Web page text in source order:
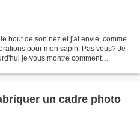
bout de son nez et j'ai envie, comme
pour mon sapin. Pas vous? Je
je vous montre comment
un cadre photo